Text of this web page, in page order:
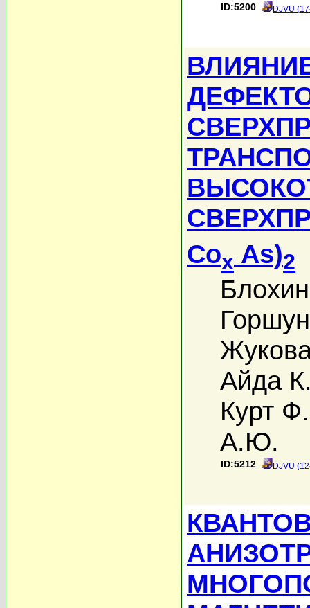
ID:5200 DJVU
Cox As)2
Айда
Курт Ф.
А.Ю.
ID:5212 DJVU